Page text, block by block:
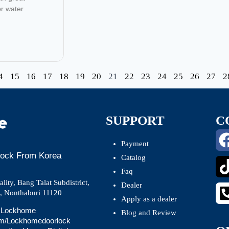
water
15 16 17 18 19 20 21 22 23 24 25 26 27
From Korea
Bang Talat Subdistrict,
Nonthaburi 11120
Lockhomedoorlock
SUPPORT
Payment
Catalog
Faq
Dealer
Apply as a dealer
Blog and Review